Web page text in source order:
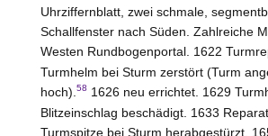
Uhrziffernblatt, zwei schmale,
Schallfenster nach Süden. Zahlreiche
Westen Rundbogenportal. 1622
Turmhelm bei Sturm zerstört (Turm
hoch). 58 1626 neu errichtet. 1629
Blitzeinschlag beschädigt. 1633
Turmspitze bei Sturm herabgestürzt.